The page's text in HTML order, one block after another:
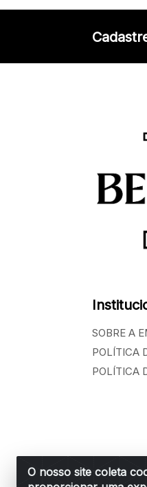
O nosso site coleta
SOBRE A
POLÍTICA
POLÍTICA